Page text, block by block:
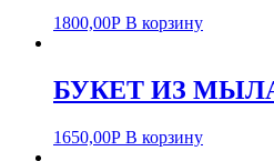
1800,00Р В корзину
БУКЕТ ИЗ
1650,00Р В корзину